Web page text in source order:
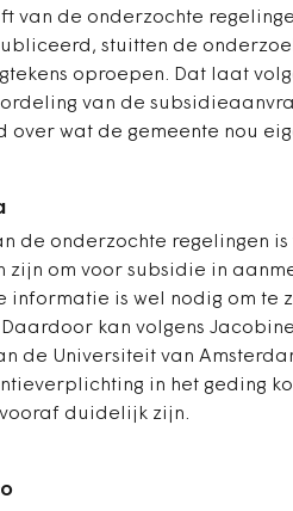
van de onderzochte
stuitten de
oproepen. Dat laat
van de
over wat de gemeente nou
de onderzochte regelingen
zijn om voor subsidie in
informatie is wel nodig om te
Daardoor kan volgens
de Universiteit van
in het geding
duidelijk zijn.